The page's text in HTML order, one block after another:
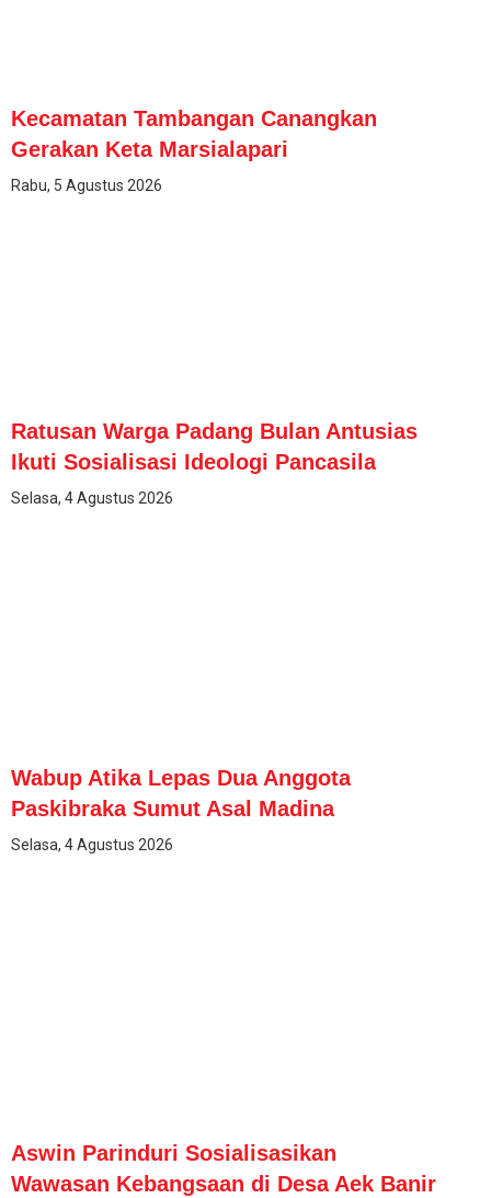
Kecamatan Tambangan Canangkan
Gerakan Keta Marsialapari
Rabu, 5 Agustus 2026
Ratusan Warga Padang Bulan Antusias
Ikuti Sosialisasi Ideologi Pancasila
Selasa, 4 Agustus 2026
Wabup Atika Lepas Dua Anggota
Paskibraka Sumut Asal Madina
Selasa, 4 Agustus 2026
Aswin Parinduri Sosialisasikan
Wawasan Kebangsaan di Desa Aek Banir